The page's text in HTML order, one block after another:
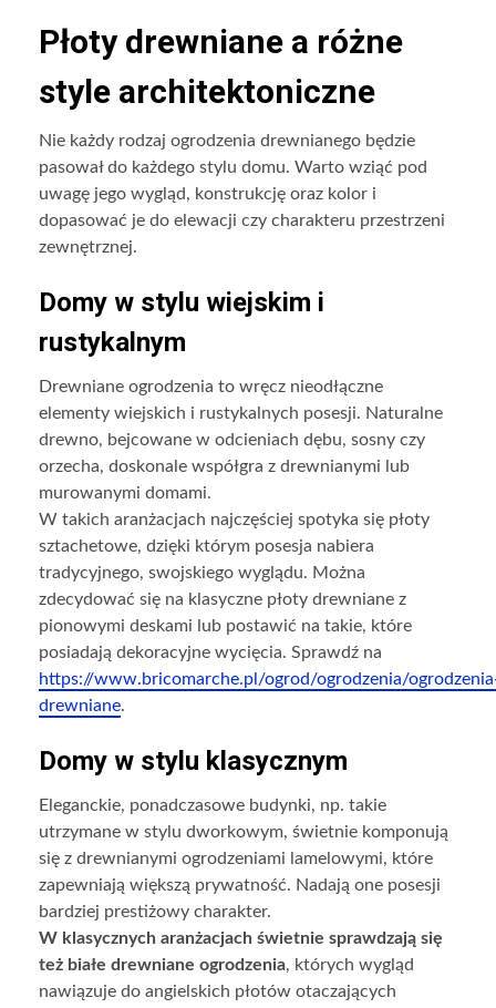
Płoty drewniane a różne
style architektoniczne
Nie każdy rodzaj ogrodzenia drewnianego będzie
pasował do każdego stylu domu. Warto wziąć pod
uwagę jego wygląd, konstrukcję oraz kolor i
dopasować je do elewacji czy charakteru przestrzeni
zewnętrznej.
Domy w stylu wiejskim i
rustykalnym
Drewniane ogrodzenia to wręcz nieodłączne
elementy wiejskich i rustykalnych posesji. Naturalne
drewno, bejcowane w odcieniach dębu, sosny czy
orzecha, doskonale współgra z drewnianymi lub
murowanymi domami.
W takich aranżacjach najczęściej spotyka się płoty
sztachetowe, dzięki którym posesja nabiera
tradycyjnego, swojskiego wyglądu. Można
zdecydować się na klasyczne płoty drewniane z
pionowymi deskami lub postawić na takie, które
posiadają dekoracyjne wycięcia. Sprawdź na
https://www.bricomarche.pl/ogrod/ogrodzenia/
drewniane.
Domy w stylu klasycznym
Eleganckie, ponadczasowe budynki, np. takie
utrzymane w stylu dworkowym, świetnie komponują
się z drewnianymi ogrodzeniami lamelowymi, które
zapewniają większą prywatność. Nadają one posesji
bardziej prestiżowy charakter.
W klasycznych aranżacjach świetnie sprawdzają się
też białe drewniane ogrodzenia, których wygląd
nawiązuje do angielskich płotów otaczających